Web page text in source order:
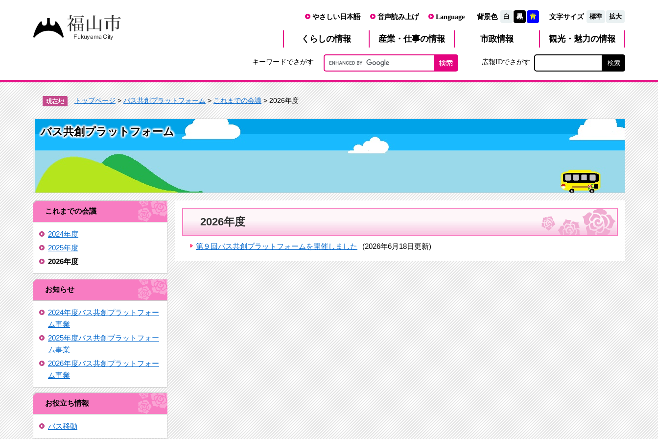
やさしい日本語 音声読み上げ Language 背景色 白 黒 青 文字サイズ 標準 拡大
くらしの情報 産業・仕事の情報 市政情報 観光・魅力の情報
キーワードでさがす 広報IDでさがす
トップページ>バス共創プラットフォーム>これまでの会議> 2026年度
バス共創プラットフォーム
これまでの会議
2024年度
2025年度
2026年度
お知らせ
2024年度バス共創プラットフォー
ム事業
2025年度バス共創プラットフォー
ム事業
2026年度バス共創プラットフォー
ム事業
お役立ち情報
バス移動
2026年度
第９回バス共創プラットフォームを開催しました (2026年6月18日更新)